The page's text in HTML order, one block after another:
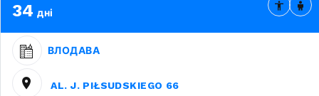
34 дні
ВЛОДАВА
AL. J. PIŁSUDSKIEGO 66